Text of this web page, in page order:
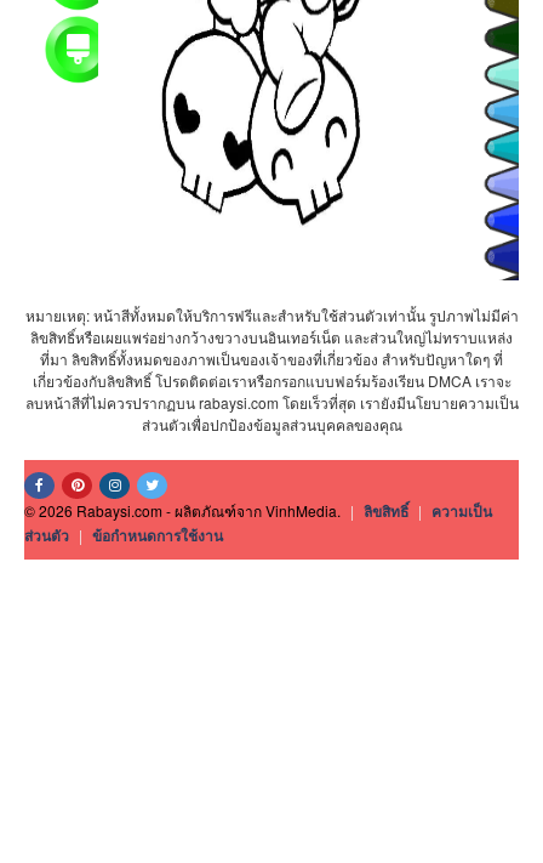
หมายเหตุ: หน้าสีทั้งหมดให้บริการฟรีและสำหรับใช้ส่วนตัวเท่านั้น รูปภาพไม่มีค่า
ลิขสิทธิ์หรือเผยแพร่อย่างกว้างขวางบนอินเทอร์เน็ต และส่วนใหญ่ไม่ทราบแหล่ง
ที่มา ลิขสิทธิ์ทั้งหมดของภาพเป็นของเจ้าของที่เกี่ยวข้อง สำหรับปัญหาใดๆ ที่
เกี่ยวข้องกับลิขสิทธิ์ โปรดติดต่อเราหรือกรอกแบบฟอร์มร้องเรียน DMCA เราจะ
ลบหน้าสีที่ไม่ควรปรากฏบน rabaysi.com โดยเร็วที่สุด เรายังมีนโยบายความเป็น
ส่วนตัวเพื่อปกป้องข้อมูลส่วนบุคคลของคุณ
© 2026 Rabaysi.com - ผลิตภัณฑ์จาก VinhMedia. | ลิขสิทธิ์ | ความเป็น
ส่วนตัว | ข้อกำหนดการใช้งาน